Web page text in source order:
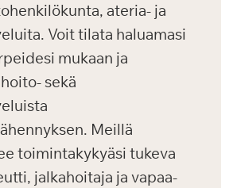
ateria- ja
Voit tilata haluamasi
mukaan ja
sekä
Meillä
toimintakykyäsi tukeva
jalkahoitaja ja vapaa-